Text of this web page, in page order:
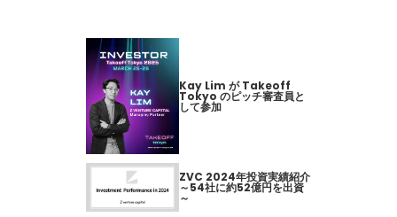
Kay Lim が Takeoff
Tokyo のピッチ審査員と
して参加
ZVC 2024年投資実績紹介
～54社に約52億円を出資
～